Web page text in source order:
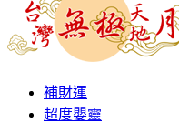
補財運
超度嬰靈